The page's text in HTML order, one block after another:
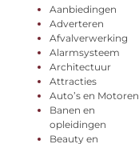
Aanbiedingen
Adverteren
Afvalverwerking
Alarmsysteem
Architectuur
Attracties
Auto’s en Motoren
Banen en
opleidingen
Beauty en